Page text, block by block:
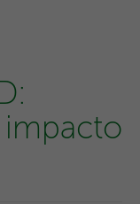
impacto